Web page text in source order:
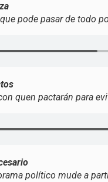
pode pasar de todo
quen pactarán para
político mude a